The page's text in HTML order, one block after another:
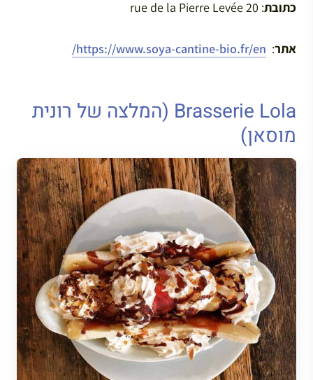
כתובת: 20 rue de la Pierre Levée
אתר:
https://www.soya-cantine-bio.fr/en/
Brasserie Lola (המלצה של רונית
מוסאן)